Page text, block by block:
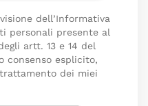
dell’Informativa
personali presente al
artt. 13 e 14 del
consenso esplicito,
dei miei